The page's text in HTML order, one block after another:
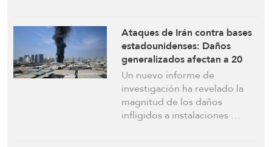
Ataques de Irán contra bases
estadounidenses: Daños
generalizados afectan a 20
instalaciones militares en
Oriente Medio
Un nuevo informe de
investigación ha revelado la
magnitud de los daños
infligidos a instalaciones …